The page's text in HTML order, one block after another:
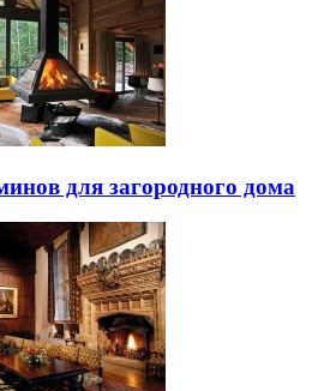
для загородного дома